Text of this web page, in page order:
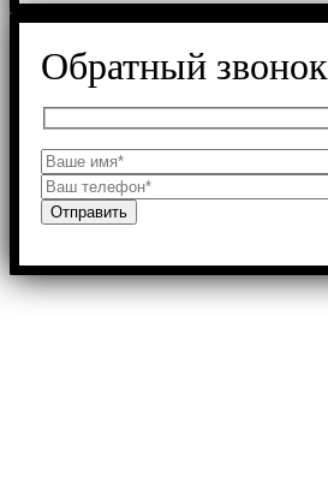
Обратный звонок